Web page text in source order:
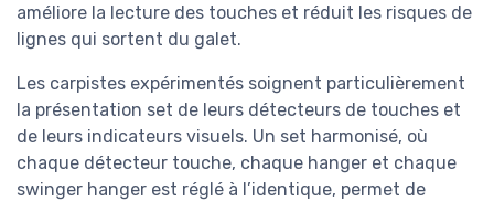
améliore la lecture des touches et réduit les risques de
lignes qui sortent du galet.
Les carpistes expérimentés soignent particulièrement
la présentation set de leurs détecteurs de touches et
de leurs indicateurs visuels. Un set harmonisé, où
chaque détecteur touche, chaque hanger et chaque
swinger hanger est réglé à l’identique, permet de